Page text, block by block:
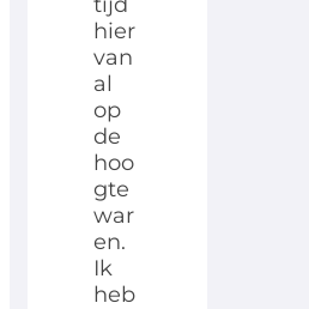
hier
van
al
op
de
hoo
gte
war
en.
Ik
heb